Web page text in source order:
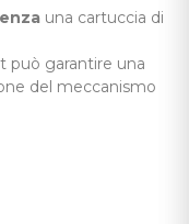
una cartuccia di
può garantire una
del meccanismo